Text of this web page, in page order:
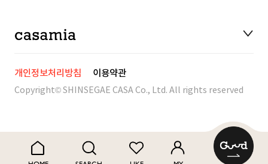
개인정보처리방침 이용약관
Copyright© SHINSEGAE CASA Co., Ltd. All rights reserved